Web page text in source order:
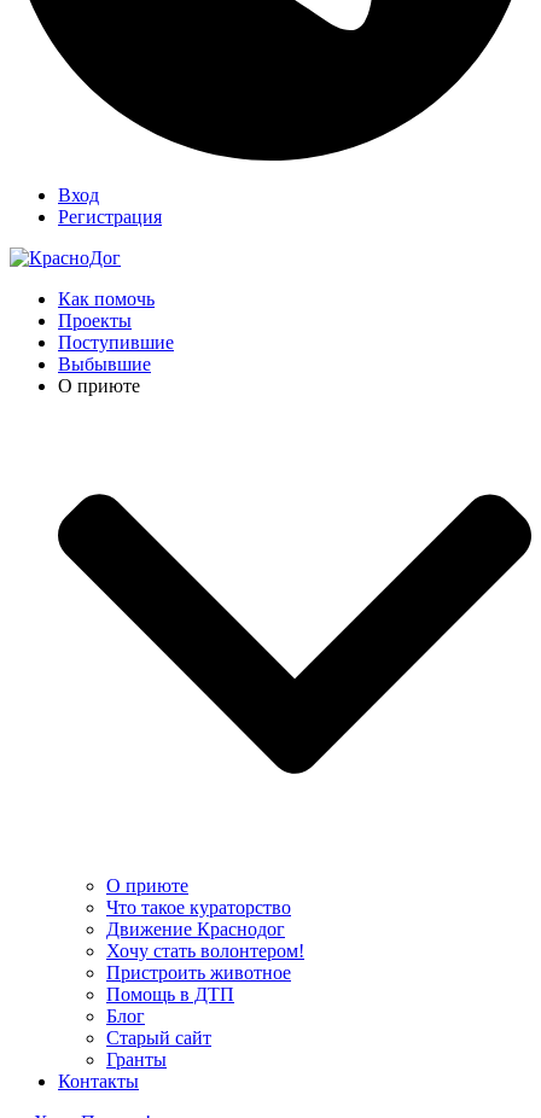
Вход
Регистрация
Как помочь
Проекты
Поступившие
Выбывшие
О приюте
О приюте
Что такое кураторство
Движение Краснодог
Хочу стать волонтером!
Пристроить животное
Помощь в ДТП
Блог
Старый сайт
Гранты
Контакты